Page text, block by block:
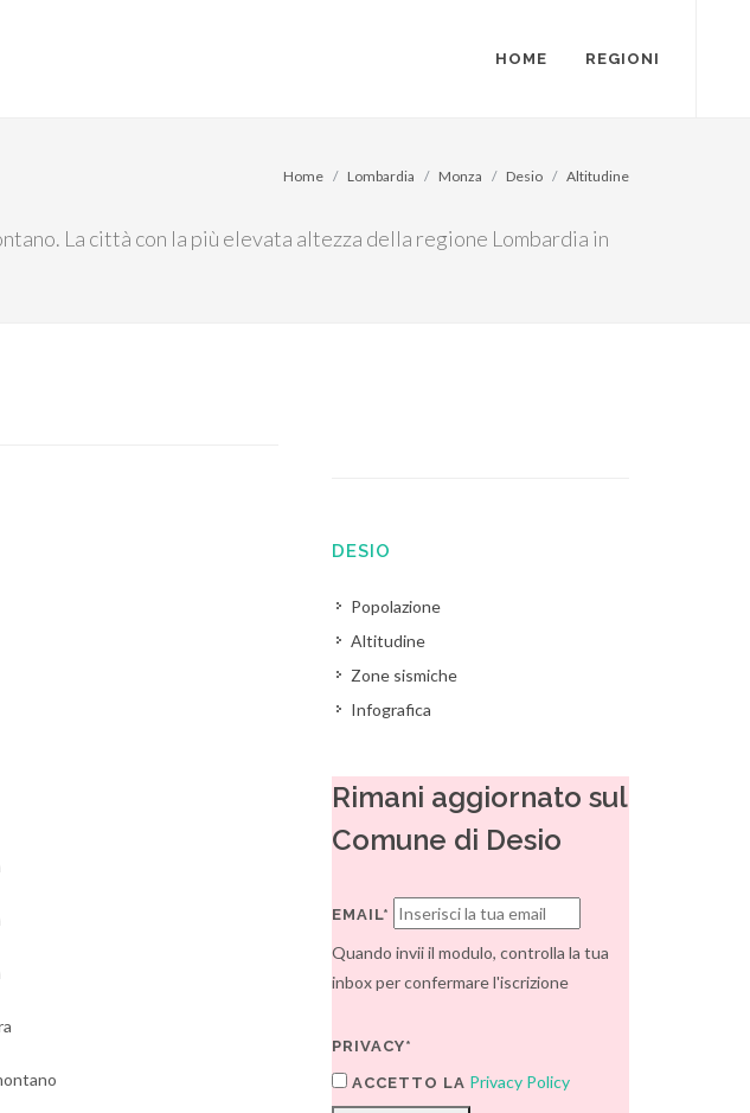
HOME REGIONI
La città con la più elevata altezza della regione Lombardia in
Home Lombardia Monza Desio Altitudine
DESIO
Popolazione
Altitudine
Zone sismiche
Infografica
Rimani aggiornato sul
Comune di Desio
EMAIL*
Quando invii il modulo, controlla la tua
inbox per confermare l'iscrizione
PRIVACY*
ACCETTO LA Privacy Policy